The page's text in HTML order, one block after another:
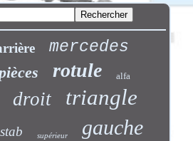
mercedes
rotule alfa
droit triangle
stab supérieur gauche